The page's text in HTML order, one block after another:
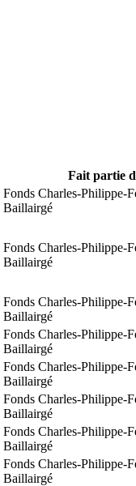
Fait partie
Fonds Charles-Philippe-
Baillairgé
Fonds Charles-Philippe-
Baillairgé
Fonds Charles-Philippe-
Baillairgé
Fonds Charles-Philippe-
Baillairgé
Fonds Charles-Philippe-
Baillairgé
Fonds Charles-Philippe-
Baillairgé
Fonds Charles-Philippe-
Baillairgé
Fonds Charles-Philippe-
Baillairgé